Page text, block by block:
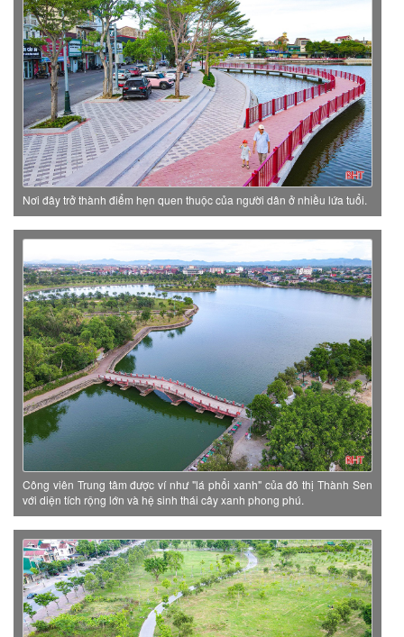
Nơi đây trở thành điểm hẹn quen thuộc của người dân ở nhiều lứa tuổi.
Công viên Trung tâm được ví như "lá phổi xanh" của đô thị Thành Sen
với diện tích rộng lớn và hệ sinh thái cây xanh phong phú.